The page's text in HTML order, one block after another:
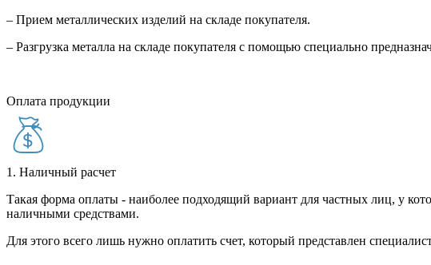
– Прием металлических изделий на складе покупателя.
– Разгрузка металла на складе покупателя с помощью специально
Оплата продукции
1. Наличный расчет
Такая форма оплаты - наиболее подходящий вариант для частных лиц, у
наличными средствами.
Для этого всего лишь нужно оплатить счет, который представлен